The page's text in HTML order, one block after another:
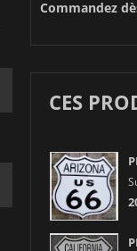
Commandez
CES